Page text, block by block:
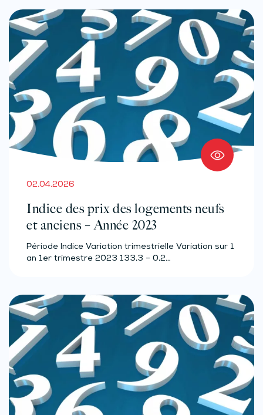
02.04.2026
Indice des prix des logements neufs
et anciens – Année 2023
Période Indice Variation trimestrielle Variation sur 1
an 1er trimestre 2023 133,3 – 0,2…